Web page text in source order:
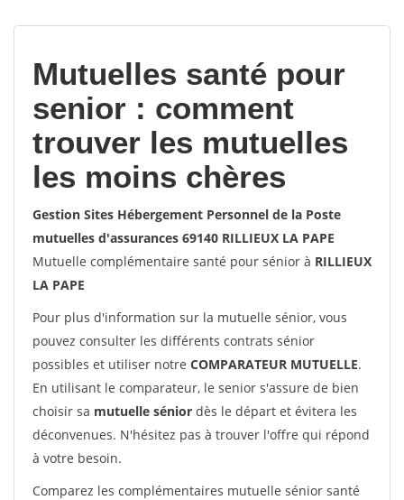
Mutuelles santé pour
senior : comment
trouver les mutuelles
les moins chères
Gestion Sites Hébergement Personnel de la Poste
mutuelles d'assurances 69140 RILLIEUX LA PAPE
Mutuelle complémentaire santé pour sénior à RILLIEUX
LA PAPE
Pour plus d'information sur la mutuelle sénior, vous
pouvez consulter les différents contrats sénior
possibles et utiliser notre COMPARATEUR MUTUELLE.
En utilisant le comparateur, le senior s'assure de bien
choisir sa mutuelle sénior dès le départ et évitera les
déconvenues. N'hésitez pas à trouver l'offre qui répond
à votre besoin.
Comparez les complémentaires mutuelle sénior santé